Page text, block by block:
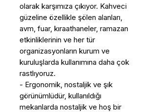
olarak karşımıza çıkıyor. Kahveci
güzeline özellikle şölen alanları,
avm, fuar, kıraathaneler, ramazan
etkinliklerinin ve her tür
organizasyonların kurum ve
kuruluşlarda kullanımına daha çok
rastlıyoruz.
- Ergonomik, nostaljik ve şık
görünümlüdür, kullanıldığı
mekanlarda nostaljik ve hoş bir